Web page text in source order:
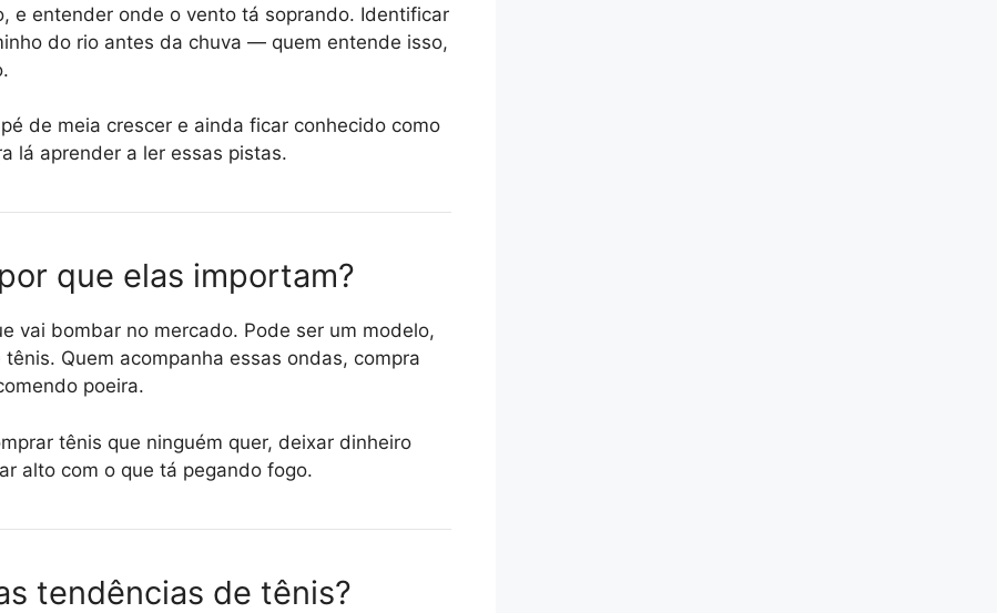
e entender onde o vento tá soprando. Identificar
do rio antes da chuva — quem entende isso,
de meia crescer e ainda ficar conhecido como
lá aprender a ler essas pistas.
que elas importam?
vai bombar no mercado. Pode ser um modelo,
Quem acompanha essas ondas, compra
poeira.
tênis que ninguém quer, deixar dinheiro
alto com o que tá pegando fogo.
tendências de tênis?